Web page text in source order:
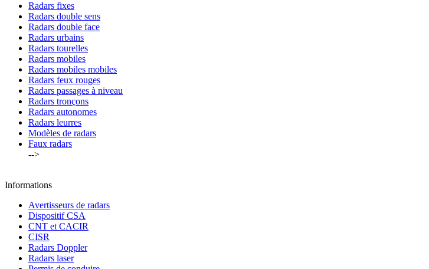
Radars fixes
Radars double sens
Radars double face
Radars urbains
Radars tourelles
Radars mobiles
Radars mobiles mobiles
Radars feux rouges
Radars passages à niveau
Radars tronçons
Radars autonomes
Radars leurres
Modèles de radars
Faux radars
-->
Informations
Avertisseurs de radars
Dispositif CSA
CNT et CACIR
CISR
Radars Doppler
Radars laser